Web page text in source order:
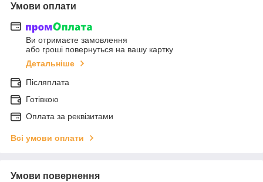
Умови оплати
Ви отримаєте замовлення
або гроші повернуться на вашу картку
Детальніше
Післяплата
Готівкою
Оплата за реквізитами
Всі умови оплати
Умови повернення